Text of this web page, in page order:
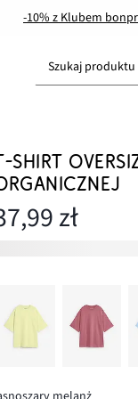
-10% z Klubem
Szukaj produktu
SHIRT
zł